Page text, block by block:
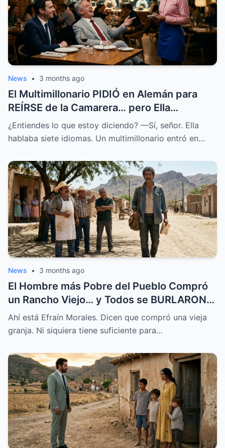
News • 3 months ago
El Multimillonario PIDIÓ en Alemán para
REÍRSE de la Camarera… pero Ella
HABLABA 7 Idiomas.
¿Entiendes lo que estoy diciendo? —Sí, señor. Ella
hablaba siete idiomas. Un multimillonario entró en…
News • 3 months ago
El Hombre más Pobre del Pueblo Compró
un Rancho Viejo… y Todos se BURLARON,
Hasta que Pasó Esto
Ahí está Efraín Morales. Dicen que compró una vieja
granja. Ni siquiera tiene suficiente para…